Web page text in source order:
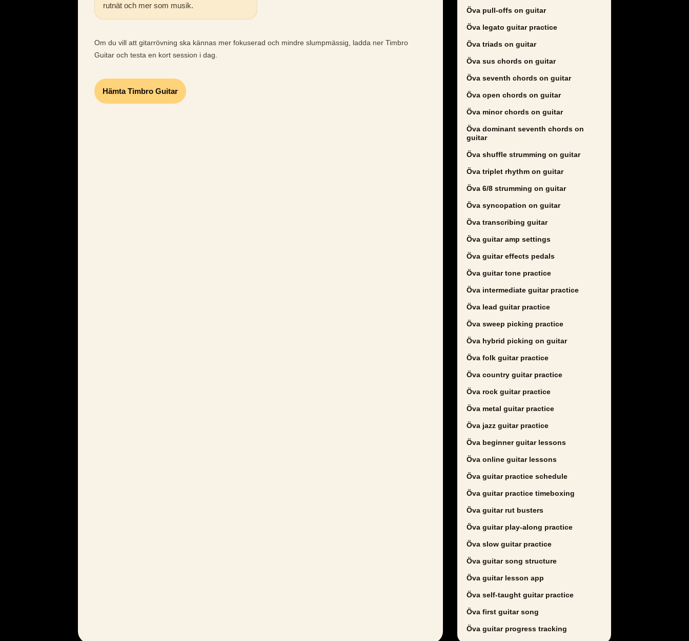
rutnät och mer som musik.
Om du vill att gitarrövning ska kännas mer fokuserad och mindre slumpmässig, ladda ner Timbro
Guitar och testa en kort session i dag.
Hämta Timbro Guitar
Öva pull-offs on guitar
Öva legato guitar practice
Öva triads on guitar
Öva sus chords on guitar
Öva seventh chords on guitar
Öva open chords on guitar
Öva minor chords on guitar
Öva dominant seventh chords on
guitar
Öva shuffle strumming on guitar
Öva triplet rhythm on guitar
Öva 6/8 strumming on guitar
Öva syncopation on guitar
Öva transcribing guitar
Öva guitar amp settings
Öva guitar effects pedals
Öva guitar tone practice
Öva intermediate guitar practice
Öva lead guitar practice
Öva sweep picking practice
Öva hybrid picking on guitar
Öva folk guitar practice
Öva country guitar practice
Öva rock guitar practice
Öva metal guitar practice
Öva jazz guitar practice
Öva beginner guitar lessons
Öva online guitar lessons
Öva guitar practice schedule
Öva guitar practice timeboxing
Öva guitar rut busters
Öva guitar play-along practice
Öva slow guitar practice
Öva guitar song structure
Öva guitar lesson app
Öva self-taught guitar practice
Öva first guitar song
Öva guitar progress tracking